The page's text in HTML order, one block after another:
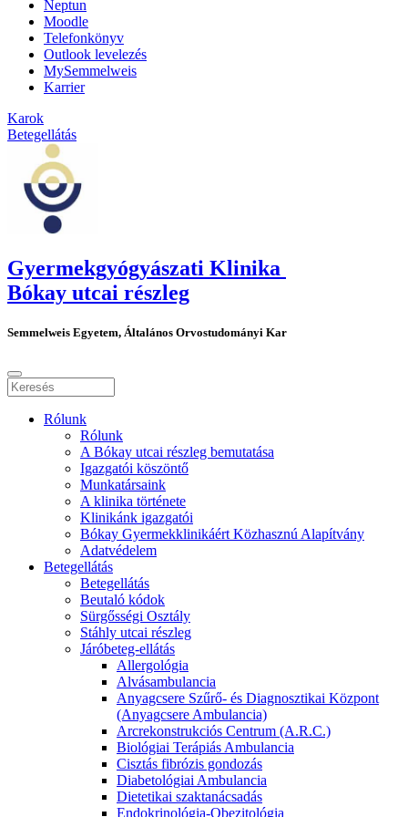
Neptun
Moodle
Telefonkönyv
Outlook levelezés
MySemmelweis
Karrier
Karok
Betegellátás
Gyermekgyógyászati Klinika
Bókay utcai részleg
Semmelweis Egyetem, Általános Orvostudományi Kar
Rólunk
Rólunk
A Bókay utcai részleg bemutatása
Igazgatói köszöntő
Munkatársaink
A klinika története
Klinikánk igazgatói
Bókay Gyermekklinikáért Közhasznú Alapítvány
Adatvédelem
Betegellátás
Betegellátás
Beutaló kódok
Sürgősségi Osztály
Stáhly utcai részleg
Járóbeteg-ellátás
Allergológia
Alvásambulancia
Anyagcsere Szűrő- és Diagnosztikai Központ
(Anyagcsere Ambulancia)
Arcrekonstrukciós Centrum (A.R.C.)
Biológiai Terápiás Ambulancia
Cisztás fibrózis gondozás
Diabetológiai Ambulancia
Dietetikai szaktanácsadás
Endokrinológia-Obezitológia